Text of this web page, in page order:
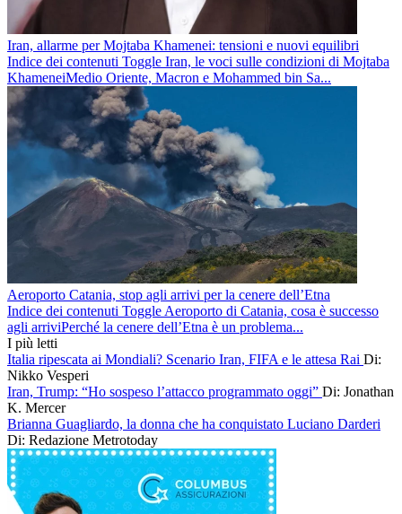
Iran, allarme per Mojtaba Khamenei: tensioni e nuovi equilibri
Indice dei contenuti Toggle Iran, le voci sulle condizioni di Mojtaba
KhameneiMedio Oriente, Macron e Mohammed bin Sa...
Aeroporto Catania, stop agli arrivi per la cenere dell’Etna
Indice dei contenuti Toggle Aeroporto di Catania, cosa è successo
agli arriviPerché la cenere dell’Etna è un problema...
I più letti
Italia ripescata ai Mondiali? Scenario Iran, FIFA e le attesa Rai Di:
Nikko Vesperi
Iran, Trump: “Ho sospeso l’attacco programmato oggi” Di: Jonathan
K. Mercer
Brianna Guagliardo, la donna che ha conquistato Luciano Darderi
Di: Redazione Metrotoday